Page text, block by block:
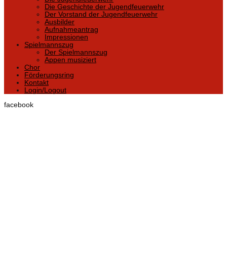
Die Geschichte der Jugendfeuerwehr
Der Vorstand der Jugendfeuerwehr
Ausbilder
Aufnahmeantrag
Impressionen
Spielmannszug
Der Spielmannszug
Appen musiziert
Chor
Förderungsring
Kontakt
Login/Logout
facebook